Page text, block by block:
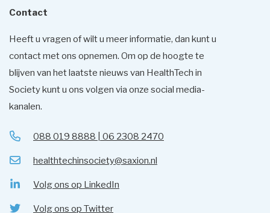
Contact
Heeft u vragen of wilt u meer informatie, dan kunt u
contact met ons opnemen. Om op de hoogte te
blijven van het laatste nieuws van HealthTech in
Society kunt u ons volgen via onze social media-
kanalen.
088 019 8888 | 06 2308 2470
healthtechinsociety@saxion.nl
Volg ons op LinkedIn
Volg ons op Twitter